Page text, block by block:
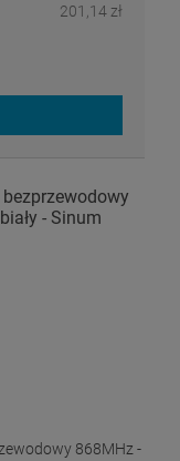
201,14 zł
- Sinum
868MHz -